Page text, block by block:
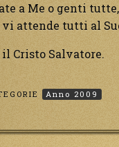
a Me o genti
vi attende tutti al
il Cristo Salvatore.
Anno 2009